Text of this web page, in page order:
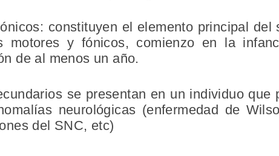
constituyen el elemento principal
motores y fónicos, comienzo en la
de al menos un año.
se presentan en un individuo
neurológicas (enfermedad de
del SNC, etc)